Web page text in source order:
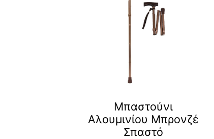
Μπαστούνι
Αλουμινίου Μπρονζέ
Σπαστό